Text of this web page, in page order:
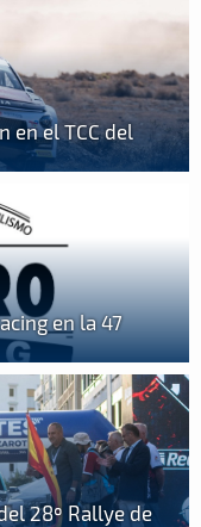
en el TCC del
en la 47
28º Rallye de